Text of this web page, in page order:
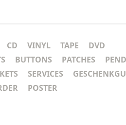
CD VINYL TAPE
DVD
BUTTONS PATCHES
SERVICES
POSTER